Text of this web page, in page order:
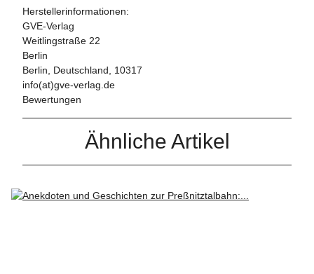
Herstellerinformationen:
GVE-Verlag
Weitlingstraße 22
Berlin
Berlin, Deutschland, 10317
info(at)gve-verlag.de
Bewertungen
Ähnliche Artikel